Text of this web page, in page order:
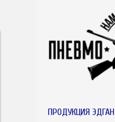
ПРОДУКЦИЯ ЭДГАН